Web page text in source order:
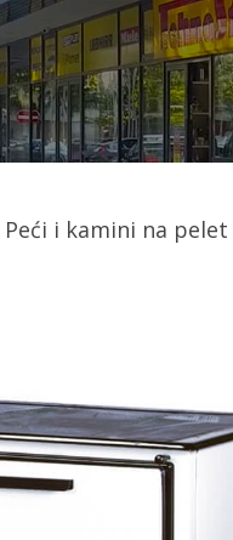
Peći i kamini na pelet